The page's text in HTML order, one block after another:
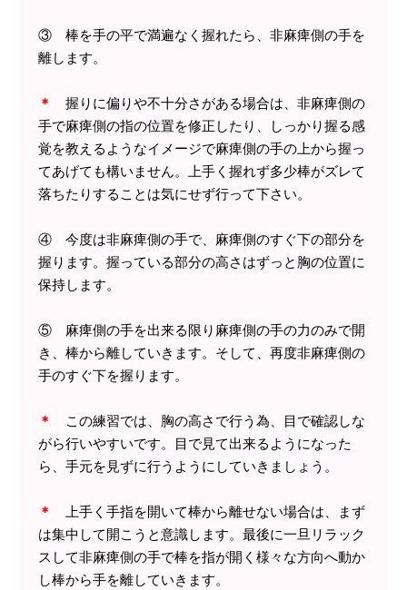
③ 棒を手の平で満遍なく握れたら、非麻痺側の手を
離します。
＊握りに偏りや不十分さがある場合は、非麻痺側の
手で麻痺側の指の位置を修正したり、しっかり握る感
覚を教えるようなイメージで麻痺側の手の上から握っ
てあげても構いません。上手く握れず多少棒がズレて
落ちたりすることは気にせず行って下さい。
④ 今度は非麻痺側の手で、麻痺側のすぐ下の部分を
握ります。握っている部分の高さはずっと胸の位置に
保持します。
⑤ 麻痺側の手を出来る限り麻痺側の手の力のみで開
き、棒から離していきます。そして、再度非麻痺側の
手のすぐ下を握ります。
＊ この練習では、胸の高さで行う為、目で確認しな
がら行いやすいです。目で見て出来るようになった
ら、手元を見ずに行うようにしていきましょう。
＊上手く手指を開いて棒から離せない場合は、まず
は集中して開こうと意識します。最後に一旦リラック
スして非麻痺側の手で棒を指が開く様々な方向へ動か
し棒から手を離していきます。